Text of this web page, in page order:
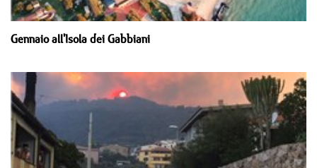
Gennaio all'Isola dei Gabbiani